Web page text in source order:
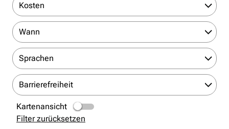
Kosten
Wann
Sprachen
Barrierefreiheit
Kartenansicht
Filter zurücksetzen